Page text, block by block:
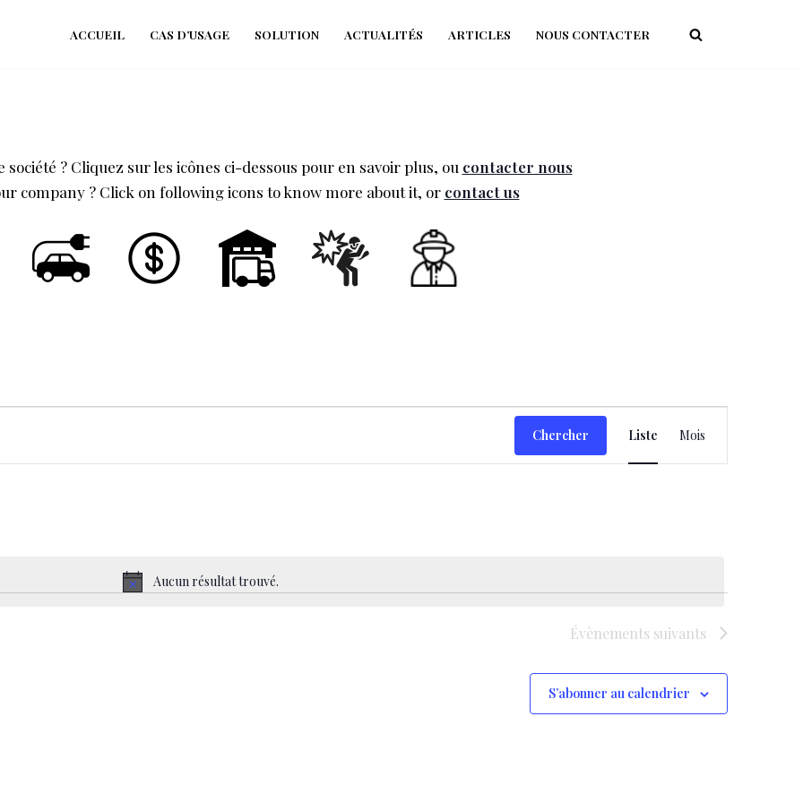
ACCUEIL CAS D’USAGE SOLUTION ACTUALITÉS ARTICLES NOUS CONTACTER
? Cliquez sur les icônes ci-dessous pour en savoir plus, ou contacter nous
company ? Click on following icons to know more about it, or contact us
Notice
Aucun résultat trouvé.
Chercher
de
Liste Mois
Évènements suivants
S’abonner au calendrier